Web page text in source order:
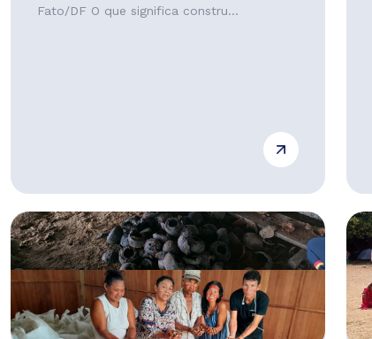
Fato/DF O que significa constru...